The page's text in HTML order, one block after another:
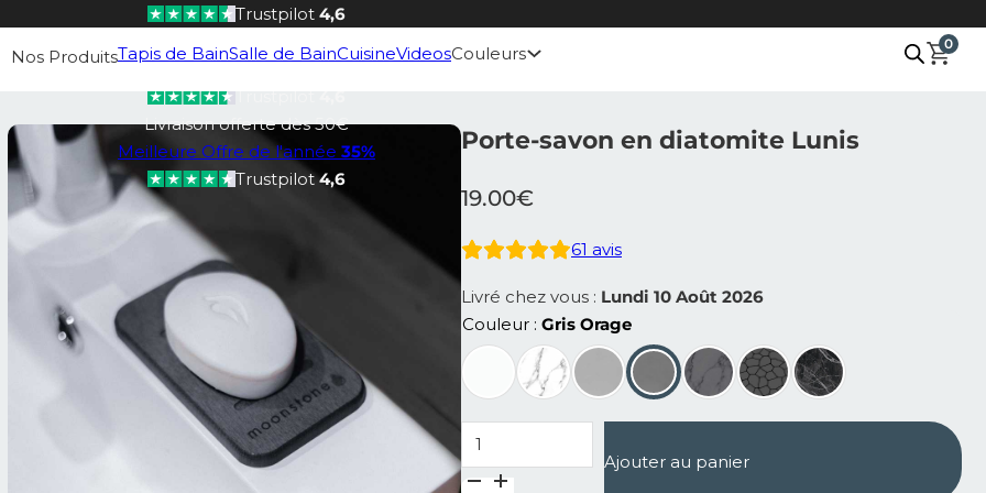
Trustpilot 4,6
Meilleure Offre de l'année35%
Livraison offerte dès 50€
Meilleure Offre de l'année 35%
Trustpilot4,6
Nos ProduitsTapis de BainSalle de BainCuisineVideosCouleurs 0
Porte-savon en diatomite Lunis
19.00€
61 avis
Livré chez vous : Lundi 10 Août 2026
Couleur Gris Orage
quantité de Porte-savon en diatomite Lunis
Ajouter au panier